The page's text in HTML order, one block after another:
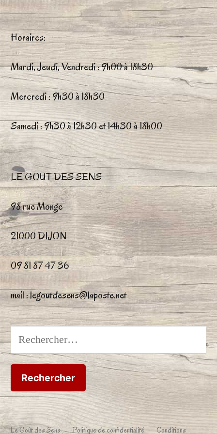
Les
options
peuvent
être
choisies
sur
la
page
du
produit
la
du
Horaires:
Mardi, Jeudi, Vendredi : 9h00 à 18h30
Mercredi : 9h30 à 18h30
Samedi : 9h30 à 12h30 et 14h30 à 18h00
LE GOUT DES SENS
98 rue Monge
21000 DIJON
09 81 87 47 36
mail : legoutdesens@laposte.net
Rechercher :
Le Goût des Sens Politique de confidentialité Conditions